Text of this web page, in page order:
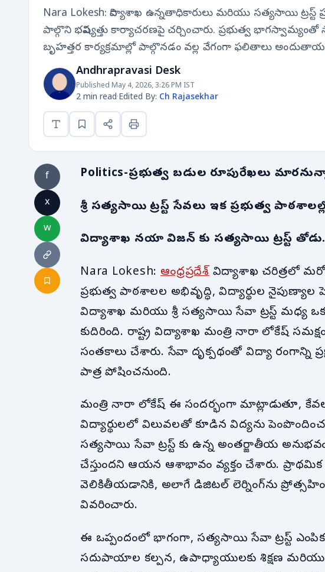
Nara Lokesh: విద్యాశాఖ ఉన్నతాధికారులు మరియు సత్యసాయి
పాల్గొని భవిష్యత్తు కార్యాచరణపై చర్చించారు. ప్రభుత్వ
బృహత్తర కార్యక్రమాల్లో పాల్గొనడం వల్ల వేగంగా ఫలితాలు అందుతాయని
Andhrapravasi Desk
Published May 4, 2026, 3:26 PM IST
2 min read·Edited By: Ch Rajasekhar
f
x
w
Politics-ప్రభుత్వ బడుల రూపురేఖలు
శ్రీ సత్యసాయి ట్రస్ట్ సేవలు ఇక ప్రభుత్వ
విద్యాశాఖ నయా విజన్ కు సత్యసాయి ట్రస్ట్
Nara Lokesh: ఆంధ్రప్రదేశ్విద్యాశాఖ చరిత్రలో మరో
ప్రభుత్వ పాఠశాలల అభివృద్ధి, విద్యార్థుల
విద్యాశాఖ మరియు శ్రీ సత్యసాయి సేవా ట్రస్ట్ మధ్య
కుదిరింది. రాష్ట్ర విద్యాశాఖ మంత్రి నారా లోకేష్
సంతకాలు చేశారు. సేవా దృక్పథంతో విద్యా
పాత్ర పోషించనుంది.
మంత్రి నారా లోకేష్ ఈ సందర్భంగా మాట్లాడుతూ,
విద్యార్థులలో విలువలతో కూడిన విద్యను
సత్యసాయి సేవా ట్రస్ట్ కు ఉన్న అంతర్జాతీయ
చేస్తుందని ఆయన ఆశాభావం వ్యక్తం చేశారు. ప్రాథమిక
వెలికితీయడానికి, అలాగే డిజిటల్ లెర్నింగ్‌ను
వివరించారు.
ఈ ఒప్పందంలో భాగంగా, సత్యసాయి సేవా ట్రస్ట్
సదుపాయాల కల్పన, ఉపాధ్యాయులకు శిక్షణ మరియు